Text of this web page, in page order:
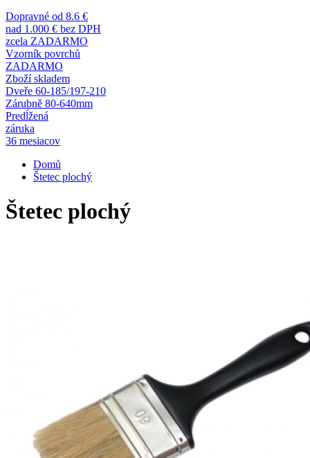
Dopravné od 8.6 €
nad 1.000 € bez DPH
zcela ZADARMO
Vzorník povrchů
ZADARMO
Zboží skladem
Dveře 60-185/197-210
Zárubně 80-640mm
Predĺžená
záruka
36 mesiacov
Domů
Štetec plochý
Štetec plochý